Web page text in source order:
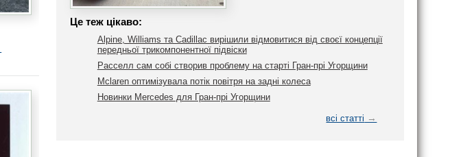
Це теж цікаво:
Alpine, Williams та Cadillac вирішили відмовитися від своєї концепції
передньої трикомпонентної підвіски
Расселл сам собі створив проблему на старті Гран-прі Угорщини
Mclaren оптимізувала потік повітря на задні колеса
Новинки Mercedes для Гран-прі Угорщини
всі статті →